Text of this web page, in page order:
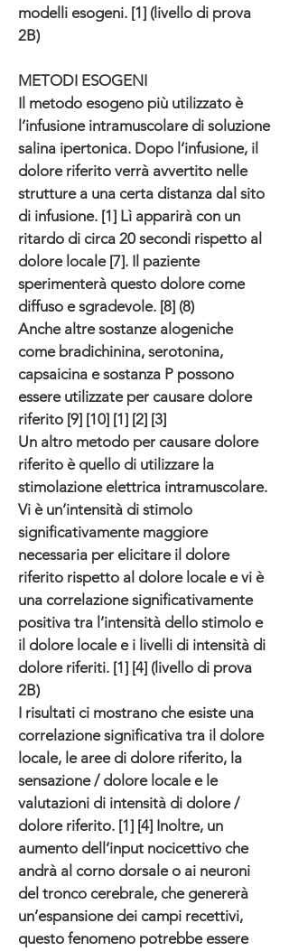
modelli esogeni. [1] (livello di prova
2B)
METODI ESOGENI
Il metodo esogeno più utilizzato è
l’infusione intramuscolare di soluzione
salina ipertonica. Dopo l’infusione, il
dolore riferito verrà avvertito nelle
strutture a una certa distanza dal sito
di infusione. [1] Lì apparirà con un
ritardo di circa 20 secondi rispetto al
dolore locale [7]. Il paziente
sperimenterà questo dolore come
diffuso e sgradevole. [8] (8)
Anche altre sostanze alogeniche
come bradichinina, serotonina,
capsaicina e sostanza P possono
essere utilizzate per causare dolore
riferito [9] [10] [1] [2] [3]
Un altro metodo per causare dolore
riferito è quello di utilizzare la
stimolazione elettrica intramuscolare.
Vi è un’intensità di stimolo
significativamente maggiore
necessaria per elicitare il dolore
riferito rispetto al dolore locale e vi è
una correlazione significativamente
positiva tra l’intensità dello stimolo e
il dolore locale e i livelli di intensità di
dolore riferiti. [1] [4] (livello di prova
2B)
I risultati ci mostrano che esiste una
correlazione significativa tra il dolore
locale, le aree di dolore riferito, la
sensazione / dolore locale e le
valutazioni di intensità di dolore /
dolore riferito. [1] [4] Inoltre, un
aumento dell’input nocicettivo che
andrà al corno dorsale o ai neuroni
del tronco cerebrale, che genererà
un’espansione dei campi recettivi,
questo fenomeno potrebbe essere